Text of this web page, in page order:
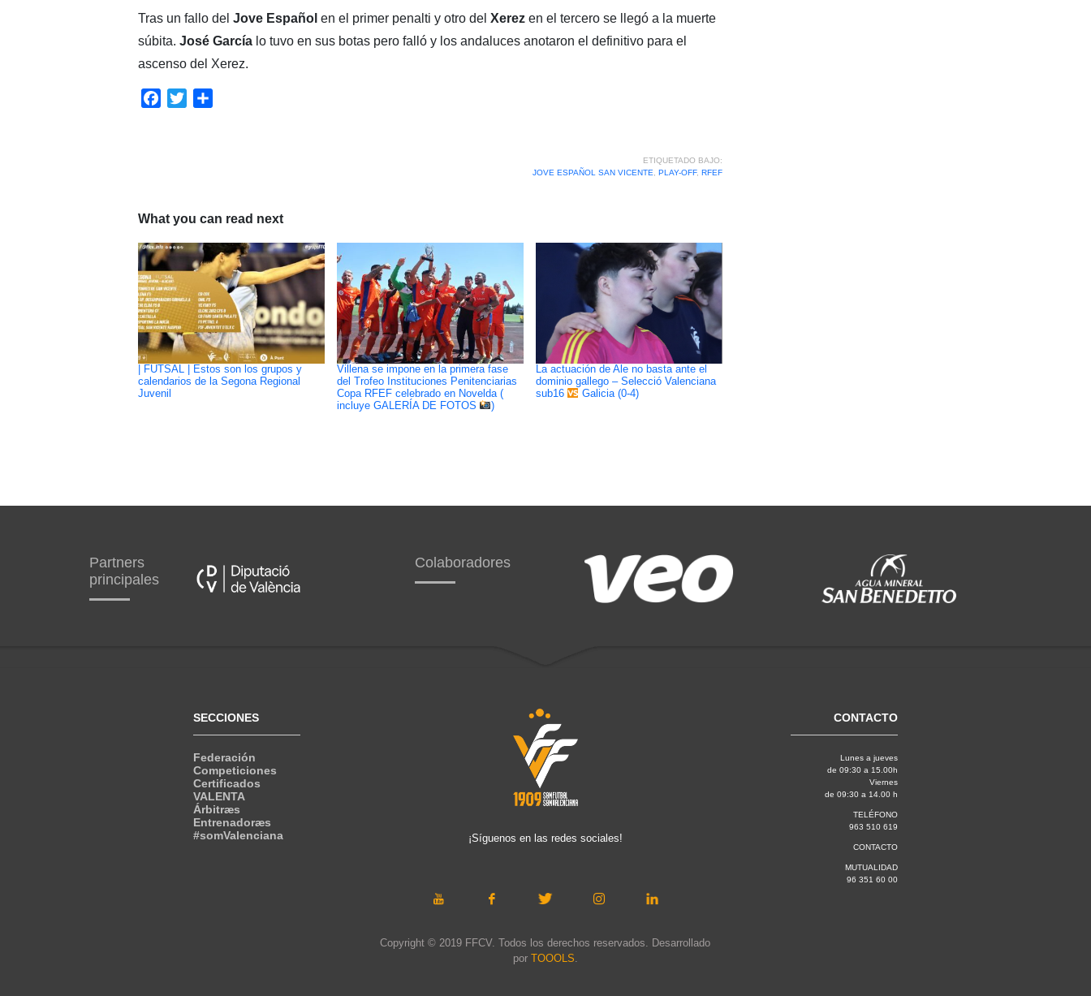
Tras un fallo del Jove Español en el primer penalti y otro del Xerez en el tercero se llegó a la muerte
súbita. José Garcíalo tuvo en sus botas pero falló y los andaluces anotaron el definitivo para el
ascenso del Xerez.
Facebook
Twitter
ETIQUETADO BAJO:
JOVE ESPAÑOL SAN VICENTE
PLAY-OFF, RFEF
What you can read next
| FUTSAL | Estos son los grupos y
calendarios de la Segona Regional
Juvenil
Villena se impone en la primera fase
del Trofeo Instituciones Penitenciarias
Copa RFEF celebrado en Novelda (
incluye GALERÍA DE FOTOS
)
La actuación de Ale no basta ante el
dominio gallego – Selecció Valenciana
sub16
Galicia (0-4)
Partners
principales
Colaboradores
SECCIONES
Federación
Competiciones
Certificados
VALENTA
Árbitræs
Entrenadoræs
#somValenciana
¡Síguenos en las redes sociales!
Copyright © 2019 FFCV. Todos los derechos reservados. Desarrollado
por TOOOLS.
CONTACTO
Lunes a jueves
de 09:30 a 15.00h
Viernes
de 09:30 a 14.00 h
TELÉFONO
963 510 619
CONTACTO
MUTUALIDAD
96 351 60 00